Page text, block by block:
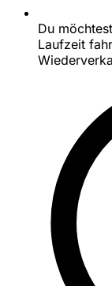
Du
Laufzeit